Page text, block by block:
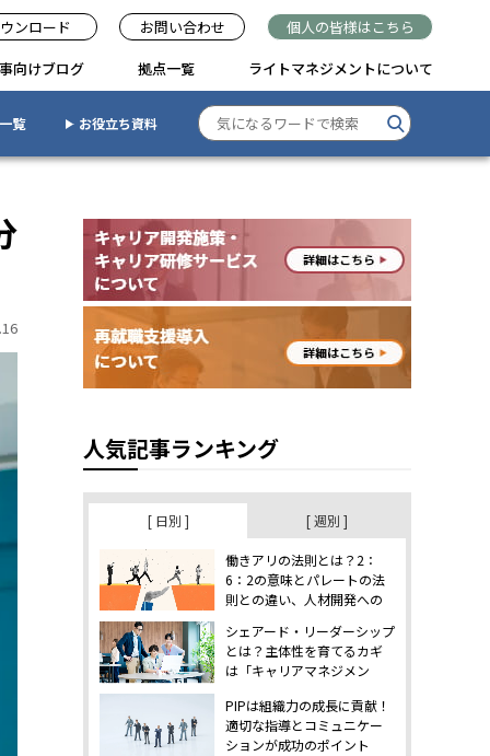
ンロード お問い合わせ
個人の皆様はこちら
向けブログ 拠点一覧 ライトマネジメントについて
覧 お役立ち資料
人気記事ランキング
[ 日別 ] [ 週別 ]
働きアリの法則とは？2：
6：2の意味とパレートの法
則との違い、人材開発への
シェアード・リーダーシップ
とは？主体性を育てるカギ
は「キャリアマネジメン
PIPは組織力の成長に貢献！
適切な指導とコミュニケー
ションが成功のポイント